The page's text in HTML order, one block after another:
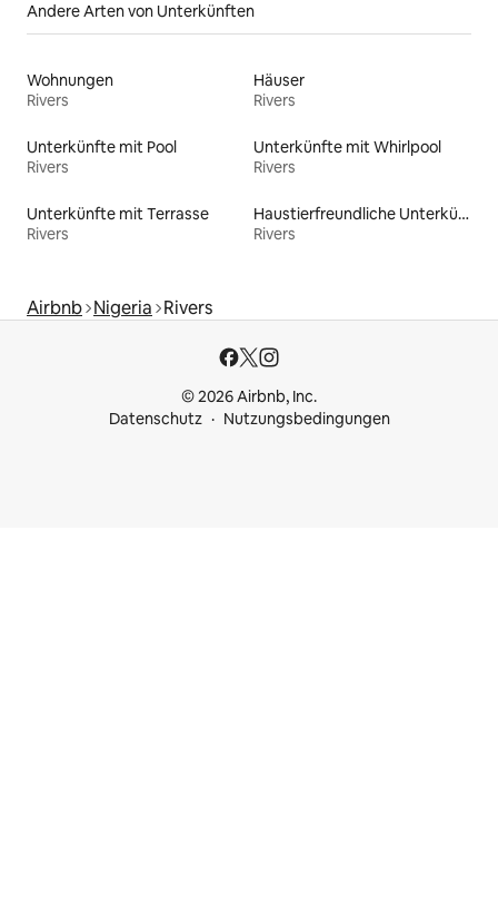
Andere Arten von Unterkünften
Wohnungen
Rivers
Häuser
Rivers
Unterkünfte mit Pool
Rivers
Unterkünfte mit Whirlpool
Rivers
Unterkünfte mit Terrasse
Rivers
Haustierfreundliche Unterkünfte
Rivers
Airbnb Nigeria Rivers
© 2026 Airbnb, Inc.
Datenschutz
Nutzungsbedingungen